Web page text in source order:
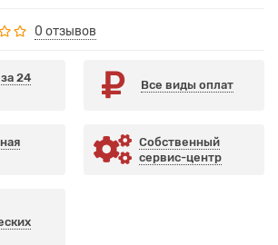
0 отзывов
24
Все виды оплат
Собственный
сервис-центр